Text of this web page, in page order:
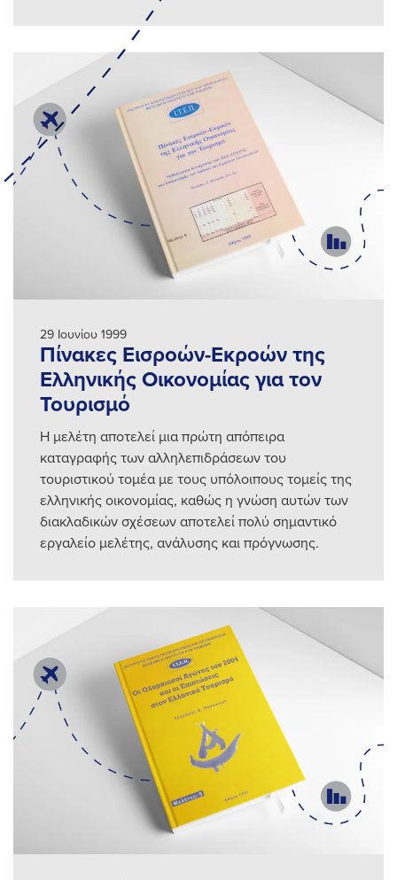
29 Ιουνίου 1999
Πίνακες Εισροών-Εκροών της
Ελληνικής Οικονομίας για τον
Τουρισμό
Η μελέτη αποτελεί μια πρώτη απόπειρα
καταγραφής των αλληλεπιδράσεων του
τουριστικού τομέα με τους υπόλοιπους τομείς της
ελληνικής οικονομίας, καθώς η γνώση αυτών των
διακλαδικών σχέσεων αποτελεί πολύ σημαντικό
εργαλείο μελέτης, ανάλυσης και πρόγνωσης.